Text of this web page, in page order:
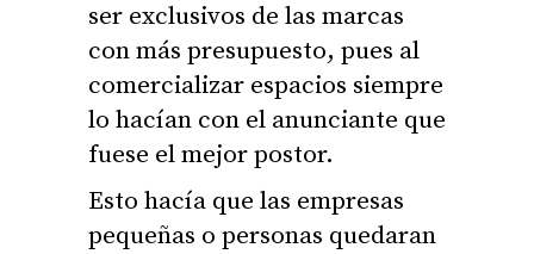
ser exclusivos de las marcas
con más presupuesto, pues al
comercializar espacios siempre
lo hacían con el anunciante que
fuese el mejor postor.
Esto hacía que las empresas
pequeñas o personas quedaran